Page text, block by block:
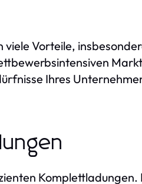
Vorteile,
Ihres
Komplettladungen.